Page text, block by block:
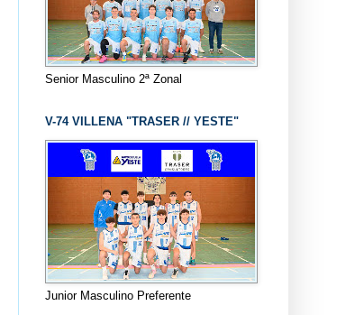
Senior Masculino 2ª Zonal
V-74 VILLENA "TRASER // YESTE"
Junior Masculino Preferente